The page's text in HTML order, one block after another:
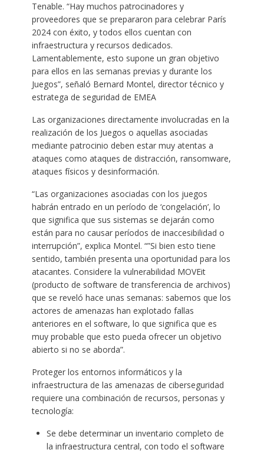
Tenable. “Hay muchos patrocinadores y
proveedores que se prepararon para celebrar París
2024 con éxito, y todos ellos cuentan con
infraestructura y recursos dedicados.
Lamentablemente, esto supone un gran objetivo
para ellos en las semanas previas y durante los
Juegos”, señaló Bernard Montel, director técnico y
estratega de seguridad de EMEA
Las organizaciones directamente involucradas en la
realización de los Juegos o aquellas asociadas
mediante patrocinio deben estar muy atentas a
ataques como ataques de distracción, ransomware,
ataques físicos y desinformación.
“Las organizaciones asociadas con los juegos
habrán entrado en un período de ‘congelación’, lo
que significa que sus sistemas se dejarán como
están para no causar períodos de inaccesibilidad o
interrupción”, explica Montel. “”Si bien esto tiene
sentido, también presenta una oportunidad para los
atacantes. Considere la vulnerabilidad MOVEit
(producto de software de transferencia de archivos)
que se reveló hace unas semanas: sabemos que los
actores de amenazas han explotado fallas
anteriores en el software, lo que significa que es
muy probable que esto pueda ofrecer un objetivo
abierto si no se aborda”.
Proteger los entornos informáticos y la
infraestructura de las amenazas de ciberseguridad
requiere una combinación de recursos, personas y
tecnología:
Se debe determinar un inventario completo de
la infraestructura central, con todo el software